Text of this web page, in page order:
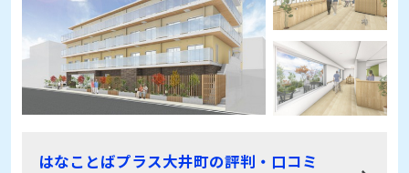
はなことばプラス大井町の評判・口コミ